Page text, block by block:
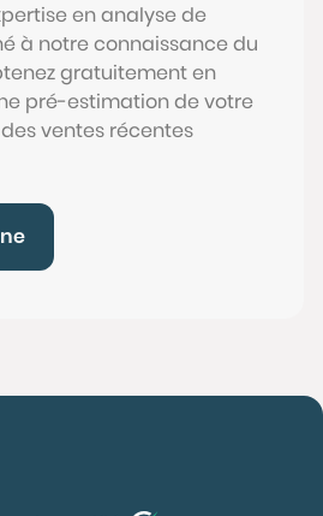
en analyse de
à notre connaissance du
gratuitement en
pré-estimation de votre
ventes récentes